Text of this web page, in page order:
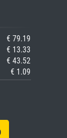
€ 79.19
€ 13.33
€ 43.52
€ 1.09